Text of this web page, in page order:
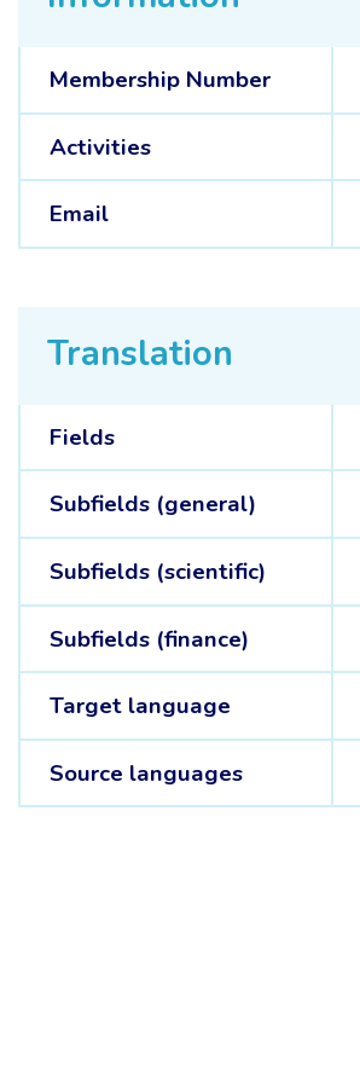
Membership Number
Activities
Email
Translation
Fields
Subfields (general)
Subfields (scientific)
Subfields (finance)
Target language
Source languages